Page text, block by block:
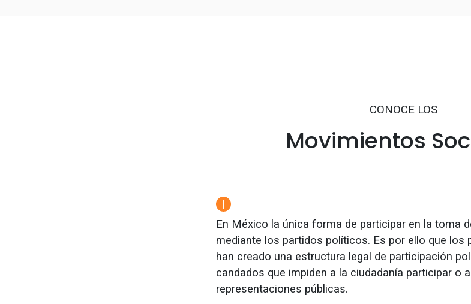
CONOCE LOS
Movimientos
|
En México la única forma de participar en la toma
mediante los partidos políticos. Es por ello que los
han creado una estructura legal de participación
candados que impiden a la ciudadanía participar o
representaciones públicas.